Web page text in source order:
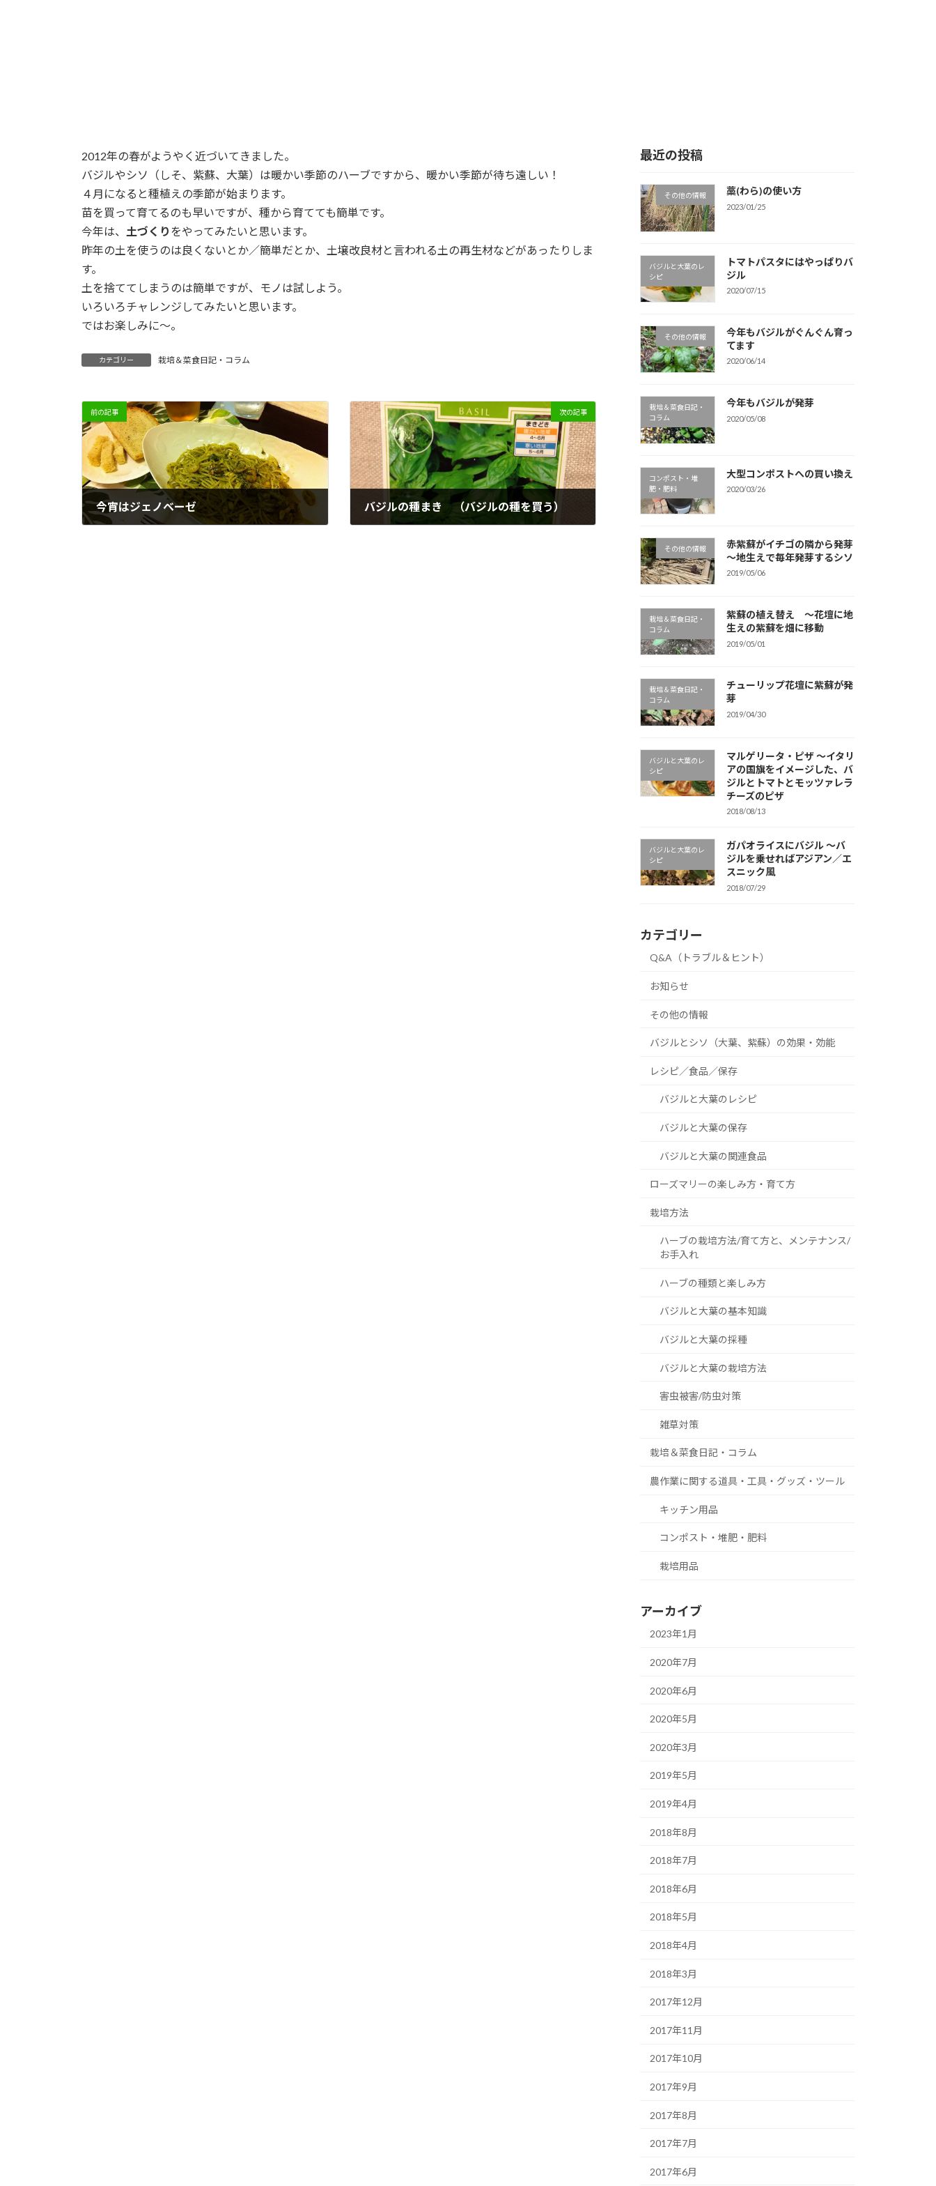
2012年の春がようやく近づいてきました。
バジルやシソ（しそ、紫蘇、大葉）は暖かい季節のハーブですから、暖かい季節が待ち遠しい！
４月になると種植えの季節が始まります。
苗を買って育てるのも早いですが、種から育てても簡単です。
今年は、 土づくり をやってみたいと思います。
昨年の土を使うのは良くないとか／簡単だとか、土壌改良材と言われる土の再生材などがあったりしま
す。
土を捨ててしまうのは簡単ですが、モノは試しよう。
いろいろチャレンジしてみたいと思います。
ではお楽しみに～。
カテゴリー 栽培＆菜食日記・コラム
前の記事
今宵はジェノベーゼ
次の記事
バジルの種まき （バジルの種を買う）
最近の投稿
その他の情報 藁(わら)の使い方
2023/01/25
バジルと大葉のレ
シピ
トマトパスタにはやっぱりバ
ジル
2020/07/15
その他の情報
今年もバジルがぐんぐん育っ
てます
2020/06/14
栽培＆菜食日記・
コラム
今年もバジルが発芽
2020/05/08
コンポスト・堆
肥・肥料
大型コンポストへの買い換え
2020/03/26
その他の情報
赤紫蘇がイチゴの隣から発芽
～地生えで毎年発芽するシソ
2019/05/06
栽培＆菜食日記・
コラム
紫蘇の植え替え ～花壇に地
生えの紫蘇を畑に移動
2019/05/01
栽培＆菜食日記・
コラム
チューリップ花壇に紫蘇が発
芽
2019/04/30
バジルと大葉のレ
シピ
マルゲリータ・ピザ 〜イタリ
アの国旗をイメージした、バ
ジルとトマトとモッツァレラ
チーズのピザ
2018/08/13
バジルと大葉のレ
シピ
ガパオライスにバジル 〜バ
ジルを乗せればアジアン／エ
スニック風
2018/07/29
カテゴリー
Q&A（トラブル＆ヒント）
お知らせ
その他の情報
バジルとシソ（大葉、紫蘇）の効果・効能
レシピ／食品／保存
バジルと大葉のレシピ
バジルと大葉の保存
バジルと大葉の関連食品
ローズマリーの楽しみ方・育て方
栽培方法
ハーブの栽培方法/育て方と、メンテナンス/
お手入れ
ハーブの種類と楽しみ方
バジルと大葉の基本知識
バジルと大葉の採種
バジルと大葉の栽培方法
害虫被害/防虫対策
雑草対策
栽培＆菜食日記・コラム
農作業に関する道具・工具・グッズ・ツール
キッチン用品
コンポスト・堆肥・肥料
栽培用品
アーカイブ
2023年1月
2020年7月
2020年6月
2020年5月
2020年3月
2019年5月
2019年4月
2018年8月
2018年7月
2018年6月
2018年5月
2018年4月
2018年3月
2017年12月
2017年11月
2017年10月
2017年9月
2017年8月
2017年7月
2017年6月